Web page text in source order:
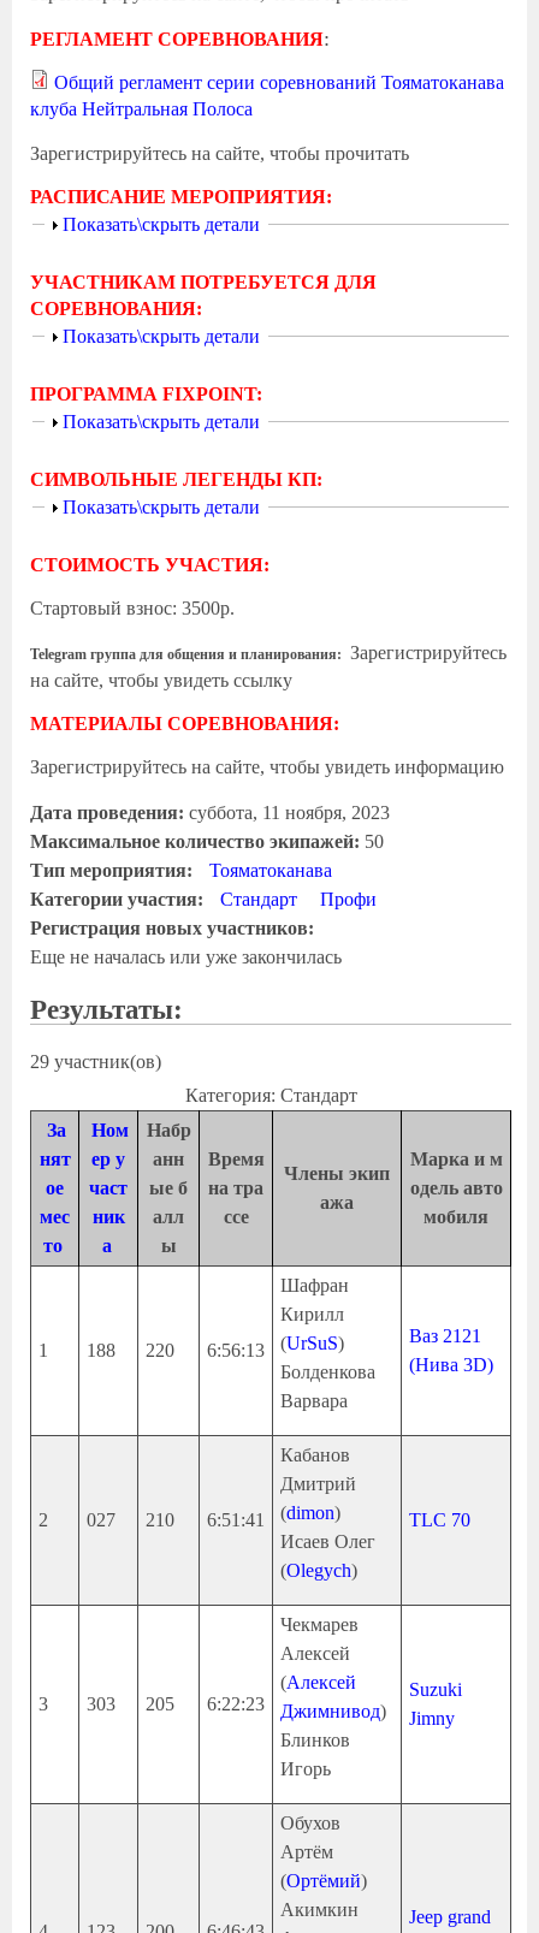
РЕГЛАМЕНТ СОРЕВНОВАНИЯ:
Общий регламент серии соревнований Тояматоканава
клуба Нейтральная Полоса
Зарегистрируйтесь на сайте, чтобы прочитать
РАСПИСАНИЕ МЕРОПРИЯТИЯ:
Показать
Показать\скрыть детали
УЧАСТНИКАМ ПОТРЕБУЕТСЯ ДЛЯ
СОРЕВНОВАНИЯ:
Показать
Показать\скрыть детали
ПРОГРАММА FIXPOINT:
Показать
Показать\скрыть детали
СИМВОЛЬНЫЕ ЛЕГЕНДЫ КП:
Показать
Показать\скрыть детали
СТОИМОСТЬ УЧАСТИЯ:
Стартовый взнос: 3500р.
Telegram группа для общения и планирования: Зарегистрируйтесь
на сайте, чтобы увидеть ссылку
МАТЕРИАЛЫ СОРЕВНОВАНИЯ:
Зарегистрируйтесь на сайте, чтобы увидеть информацию
Дата проведения: суббота, 11 ноября, 2023
Максимальное количество экипажей: 50
Тип мероприятия:
Тояматоканава
Категории участия:
Стандарт
Профи
Регистрация новых участников:
Еще не началась или уже закончилась
Результаты:
29 участник(ов)
Категория: Стандарт
За
нят
ое
мес
то
Ном
ер у
част
ник
а
Набр
анн
ые б
алл
ы
Время
на тра
ссе
Члены экип
ажа
Марка и м
одель авто
мобиля
1 188 220 6:56:13
Шафран
Кирилл
(UrSuS)
Болденкова
Варвара
Ваз 2121
(Нива 3D)
2 027 210 6:51:41
Кабанов
Дмитрий
(dimon)
Исаев Олег
(Olegych)
TLC 70
3 303 205 6:22:23
Чекмарев
Алексей
(Алексей
Джимнивод)
Блинков
Игорь
Suzuki
Jimny
Обухов
Артём
(Ортёмий)
Акимкин
Jeep grand